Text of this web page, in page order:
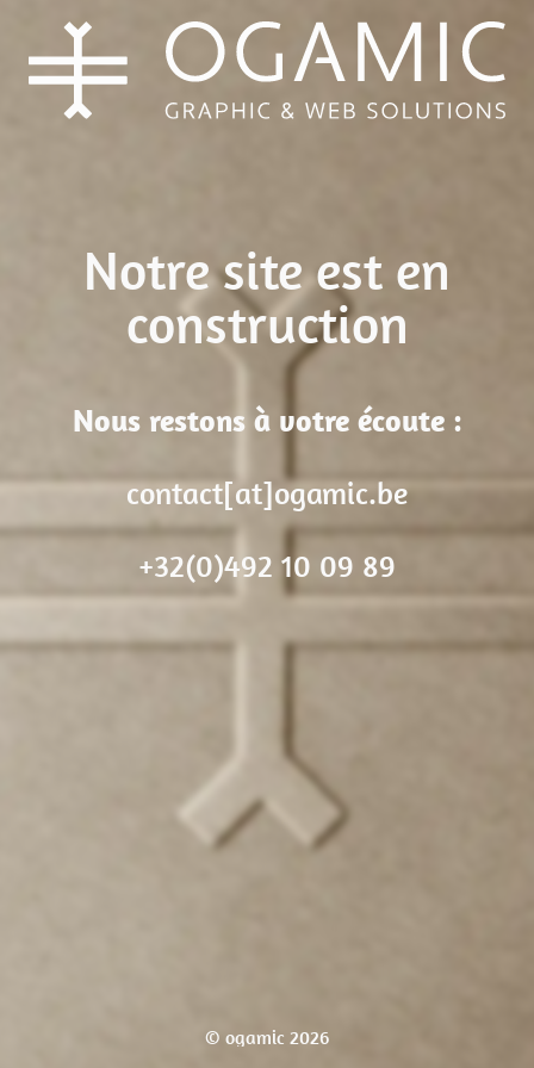
Notre site est en
construction
Nous restons à votre écoute :
contact[at]ogamic.be
+32(0)492 10 09 89
© ogamic 2026